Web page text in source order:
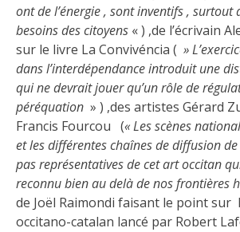
ont de l’énergie , sont inventifs , surtout
besoins des citoyens « ) ,de l’écrivain
sur le livre La Convivéncia ( »
dans l’interdépendance introduit une
qui ne devrait jouer qu’un rôle de
péréquation » ) ,des artistes Gérard
Francis Fourcou (« Les scènes
et les différentes chaînes de diffusion
pas représentatives de cet art occitan
reconnu bien au delà de nos frontières
de Joël Raimondi faisant le point sur
occitano-catalan lancé par Robert